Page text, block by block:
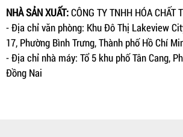
NHÀ SẢN XUẤT:CÔNG TY TNHH HÓA CHẤT
- Địa chỉ văn phòng: Khu Đô Thị Lakeview
17, Phường Bình Trưng, Thành phố Hồ Chí
- Địa chỉ nhà máy: Tổ 5 khu phố Tân Cang,
Đồng Nai